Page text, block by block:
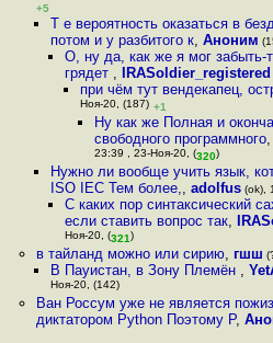
+5
Т е вероятность оказаться в
потом и у разбитого к, Аноним
О, ну да, как же я мог забыть-
грядет , IRASoldier_registered
при чём тут вeндекапец,
Ноя-20, (187) +1
Ну как же Полная и
свободного программного,
23:39 , 23-Ноя-20, (320)
Нужно ли вообще учить язык,
ISO IEС Тем более,, adolfus(ok),
С каких пор синтаксический
если ставить вопрос так,
Ноя-20, (321)
в тайланд можно или сирию, гшш
В Пауистан, в Зону Племён ,
Ноя-20, (142)
Ван Россум уже не является
диктатором Python Поэтому P,